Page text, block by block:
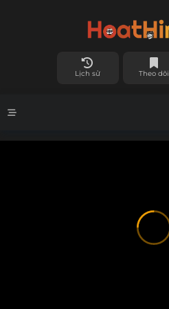
Lịch sử Theo dõi